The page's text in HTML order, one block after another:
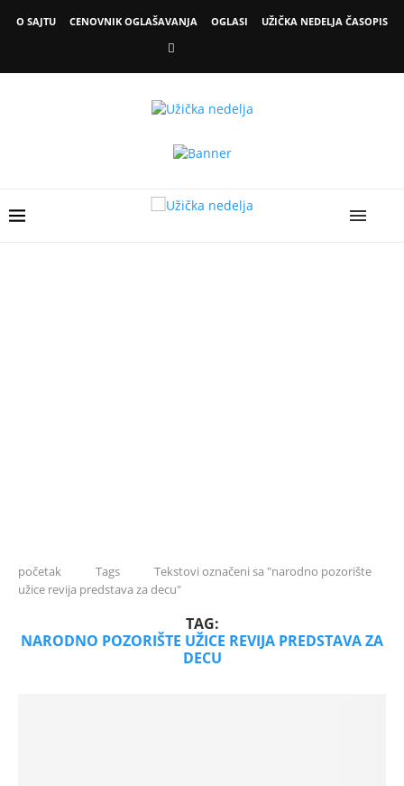
O SAJTU CENOVNIK OGLAŠAVANJA OGLASI UŽIČKA NEDELJA ČASOPIS
početak Tags
Tekstovi označeni sa "narodno pozorište
užice revija predstava za decu"
TAG:
NARODNO POZORIŠTE UŽICE REVIJA PREDSTAVA ZA
DECU